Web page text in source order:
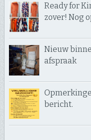
Ready for
zover! Nog
Nieuw
afspraak
bericht.